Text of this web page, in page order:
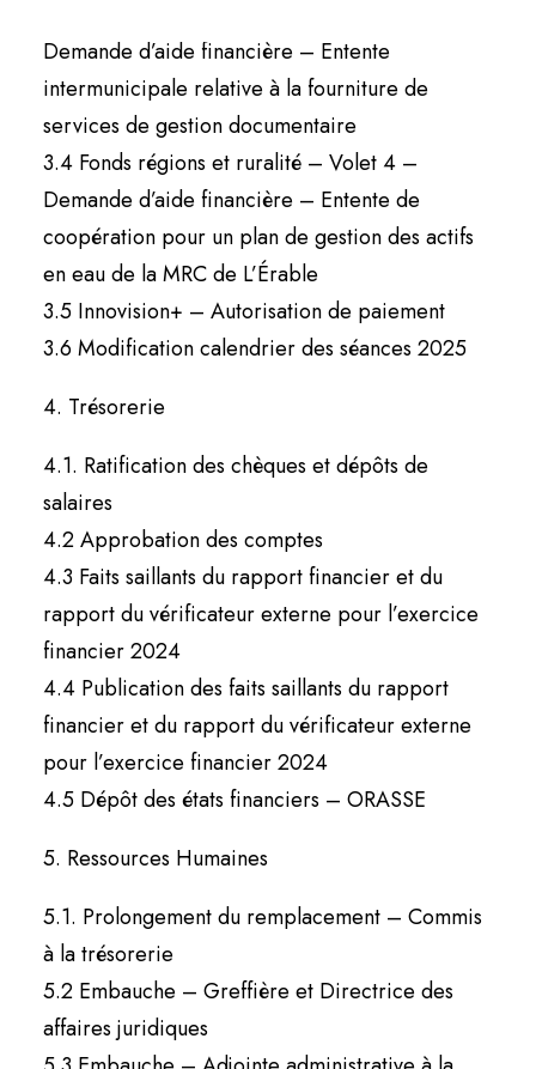
Demande d’aide financière – Entente
intermunicipale relative à la fourniture de
services de gestion documentaire
3.4 Fonds régions et ruralité – Volet 4 –
Demande d’aide financière – Entente de
coopération pour un plan de gestion des actifs
en eau de la MRC de L’Érable
3.5 Innovision+ – Autorisation de paiement
3.6 Modification calendrier des séances 2025
4. Trésorerie
4.1. Ratification des chèques et dépôts de
salaires
4.2 Approbation des comptes
4.3 Faits saillants du rapport financier et du
rapport du vérificateur externe pour l’exercice
financier 2024
4.4 Publication des faits saillants du rapport
financier et du rapport du vérificateur externe
pour l’exercice financier 2024
4.5 Dépôt des états financiers – ORASSE
5. Ressources Humaines
5.1. Prolongement du remplacement – Commis
à la trésorerie
5.2 Embauche – Greffière et Directrice des
affaires juridiques